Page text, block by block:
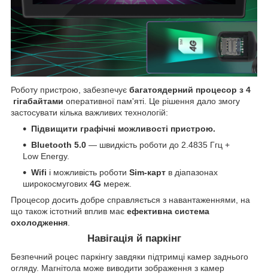
Роботу пристрою, забезпечує багатоядерний процесор з 4
гігабайтами оперативної пам'яті. Це рішення дало змогу
застосувати кілька важливих технологій:
Підвищити графічні можливості пристрою.
Bluetooth 5.0 — швидкість роботи до 2.4835 Ггц +
Low Energy.
Wifi і можливість роботи Sim-карт в діапазонах
широкосмугових 4G мереж.
Процесор досить добре справляється з навантаженнями, на
що також істотний вплив має ефективна система
охолодження.
Навігація й паркінг
Безпечний роцес паркінгу завдяки підтримці камер заднього
огляду. Магнітола може виводити зображення з камер